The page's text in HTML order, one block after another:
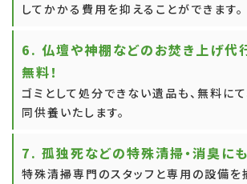
してかかる費用を抑えることができます。
6. 仏壇や神棚などのお焚き上げ代
無料！
ゴミとして処分できない遺品も、無料に
同供養いたします。
7. 孤独死などの特殊清掃・消臭にも
特殊清掃専門のスタッフと専用の設備を